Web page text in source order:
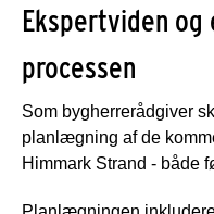
Ekspertviden
processen
Som bygherrerådgiver
planlægning af de
Himmark Strand - både